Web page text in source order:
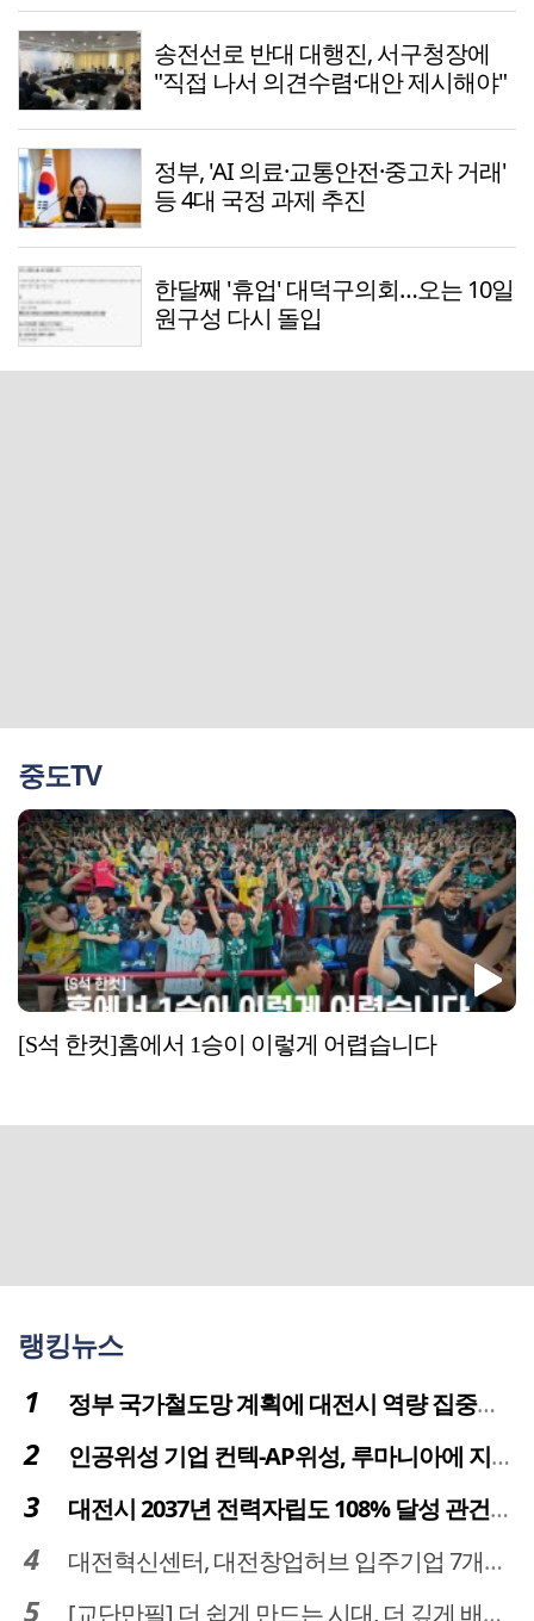
송전선로 반대 대행진, 서구청장에
"직접 나서 의견수렴·대안 제시해야"
정부, 'AI 의료·교통안전·중고차 거래'
등 4대 국정 과제 추진
한달째 '휴업' 대덕구의회…오는 10일
원구성 다시 돌입
중도TV
[S석 한컷]홈에서 1승이 이렇게 어렵습니다
랭킹뉴스
정부 국가철도망 계획에 대전시 역량 집중해야
인공위성 기업 컨텍-AP위성, 루마니아에 지상국 시스템 전수
대전시 2037년 전력자립도 108% 달성 관건은 '주민 수용성'
대전혁신센터, 대전창업허브 입주기업 7개사 모집
[교단만필] 더 쉽게 만드는 시대, 더 깊게 배우는 교육